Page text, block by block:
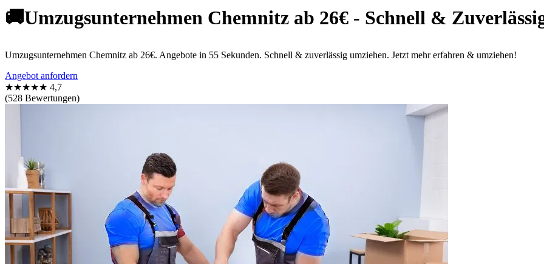
🚚Umzugsunternehmen Chemnitz ab 26€ - Schnell &
Umzugsunternehmen Chemnitz ab 26€. Angebote in 55 Sekunden. Schnell & zuverlässig umziehen. Jetzt mehr erfahren & umziehen!
Angebot anfordern
★★★★★ 4,7
(528 Bewertungen)